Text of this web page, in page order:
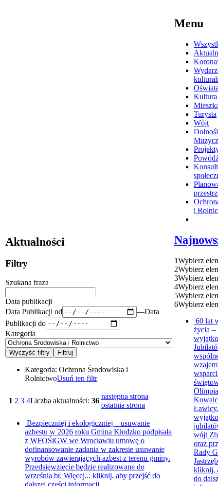
Aktualności
Filtry
Szukana fraza
Data publikacji
Data Publikacji od
—Data
Publikacji do
Kategoria
Kategoria: Ochrona Środowiska i
RolnictwoUsuń ten filtr
1 2 3 4Liczba aktualności: 36
następna strona
ostatnia strona
Bezpieczniej i ekologiczniej – usuwanie
azbestu w 2026 roku Gmina Kłodzko podpisała
z WFOŚiGW we Wrocławiu umowę o
dofinansowanie zadania w zakresie usuwanie
wyrobów zawierających azbest z terenu gminy.
Przedsięwzięcie będzie realizowane do
września br. Więcej... kliknij, aby przejść do
dalszej części informacji
Menu
Kultura
Turysta
Wójt
i
1Wybierz
2Wybierz
3Wybierz
4Wybierz
5Wybierz
6Wybierz
60 lat
życia –
wójt
oraz
Rady
kliknij,
do